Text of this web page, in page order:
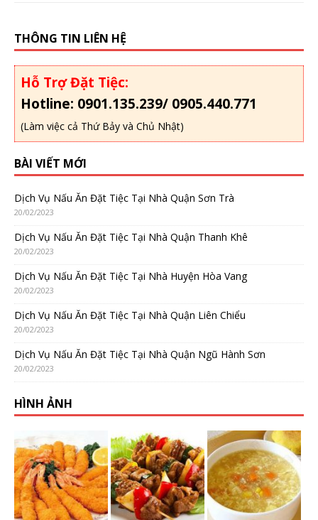
THÔNG TIN LIÊN HỆ
Hỗ Trợ Đặt Tiệc:
Hotline: 0901.135.239/ 0905.440.771
(Làm việc cả Thứ Bảy và Chủ Nhật)
BÀI VIẾT MỚI
Dịch Vụ Nấu Ăn Đặt Tiệc Tại Nhà Quận Sơn Trà
20/02/2023
Dịch Vụ Nấu Ăn Đặt Tiệc Tại Nhà Quận Thanh Khê
20/02/2023
Dịch Vụ Nấu Ăn Đặt Tiệc Tại Nhà Huyện Hòa Vang
20/02/2023
Dịch Vụ Nấu Ăn Đặt Tiệc Tại Nhà Quận Liên Chiểu
20/02/2023
Dịch Vụ Nấu Ăn Đặt Tiệc Tại Nhà Quận Ngũ Hành Sơn
20/02/2023
HÌNH ẢNH